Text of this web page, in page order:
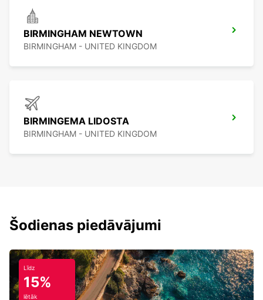
BIRMINGHAM NEWTOWN
BIRMINGHAM - UNITED KINGDOM
BIRMINGEMA LIDOSTA
BIRMINGHAM - UNITED KINGDOM
Šodienas piedāvājumi
Līdz
15%
lētāk